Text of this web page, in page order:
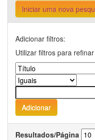
Iniciar uma nova
Adicionar filtros:
Utilizar filtros para
Resultados/Página